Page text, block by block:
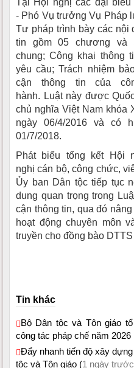
- Phó Vụ trưởng Vụ Pháp
Tư pháp trình bày các nội
tin gồm 05 chương và
chung; Công khai thông
yêu cầu; Trách nhiệm
cận thông tin của
hành. Luật này được
chủ nghĩa Việt Nam khóa
ngày 06/4/2016 và có
01/7/2018.
Phát biểu tổng kết Hội
nghị cán bộ, công chức,
Ủy ban Dân tộc tiếp tục
dung quan trọng trong
cận thông tin, qua đó
hoạt động chuyên môn
truyền cho đồng bào
Tin khác
Bộ Dân tộc và Tôn giáo
công tác pháp chế năm 2026
Đẩy nhanh tiến độ xây
tộc và Tôn giáo (1 ngày